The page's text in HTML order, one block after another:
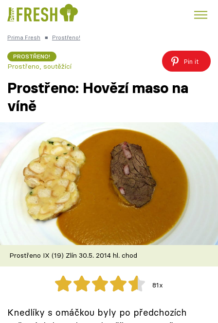
Česká kuchyně
Témata
Recepty
Články
TV Program
Škola vaření
Recepty z TV
Speciál: Cuketa
Prima Fresh ■ Prostřeno!
PROSTŘENO!
Prostřeno, soutěžící
Pin it
Prostřeno: Hovězí maso na
víně
Prostřeno IX (19) Zlín 30.5. 2014 hl. chod
81x
Knedlíky s omáčkou byly po předchozích